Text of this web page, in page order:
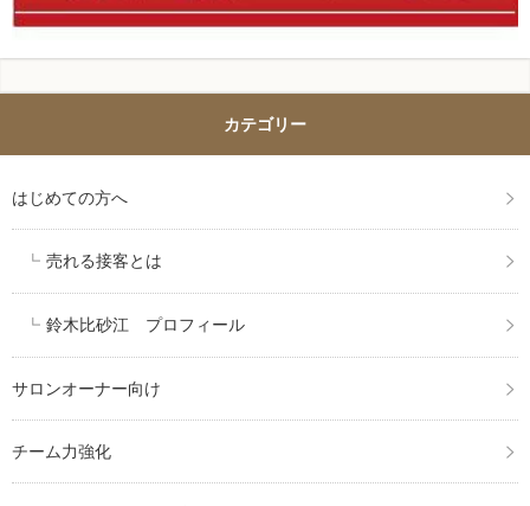
カテゴリー
はじめての方へ
売れる接客とは
鈴木比砂江 プロフィール
サロンオーナー向け
チーム力強化